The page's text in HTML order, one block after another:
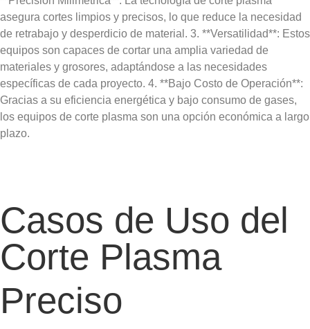
asegura cortes limpios y precisos, lo que reduce la necesidad
de retrabajo y desperdicio de material. 3. **Versatilidad**: Estos
equipos son capaces de cortar una amplia variedad de
materiales y grosores, adaptándose a las necesidades
específicas de cada proyecto. 4. **Bajo Costo de Operación**:
Gracias a su eficiencia energética y bajo consumo de gases,
los equipos de corte plasma son una opción económica a largo
plazo.
Casos de Uso del
Corte Plasma
Preciso